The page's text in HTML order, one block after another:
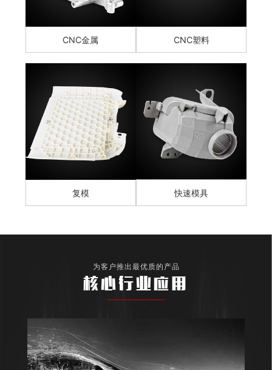
CNC金属 CNC塑料
复模 快速模具
为客户推出最优质的产品
核心行业应用